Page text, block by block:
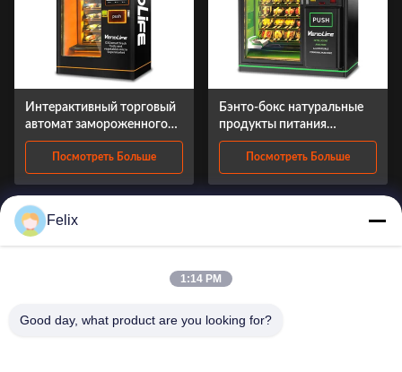
Интерактивный торговый
автомат замороженного
йогурта с
энергосберегающим
лифтом
Посмотреть Больше
Бэнто-бокс натуральные
продукты питания
торговый автомат 220V
OEM с системой лифта
Посмотреть Больше
Felix
1:14 PM
Good day, what product are you looking for?